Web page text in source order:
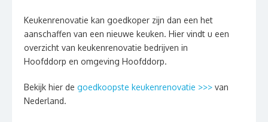
Keukenrenovatie kan goedkoper zijn dan een het
aanschaffen van een nieuwe keuken. Hier vindt u een
overzicht van keukenrenovatie bedrijven in
Hoofddorp en omgeving Hoofddorp.
Bekijk hier de goedkoopste keukenrenovatie >>> van
Nederland.